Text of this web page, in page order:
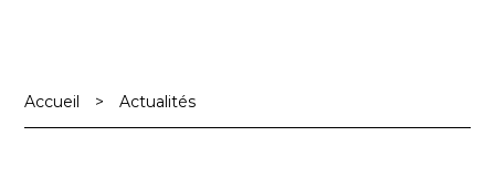
Accueil > Actualités